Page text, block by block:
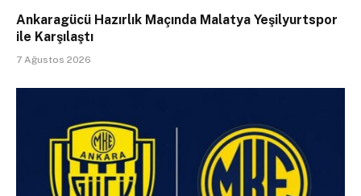
Ankaragücü Hazırlık Maçında Malatya Yeşilyurtspor
ile Karşılaştı
7 Ağustos 2026